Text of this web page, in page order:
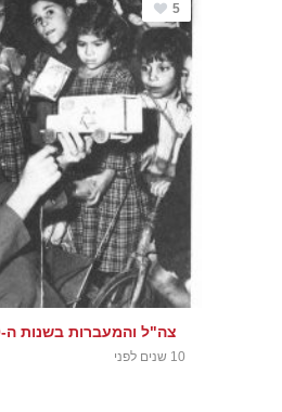
5
צה"ל והמעברות בשנות ה-50
10 שנים לפני